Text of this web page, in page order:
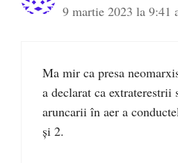
9 martie 2023 la 9:41
Ma mir ca presa
a declarat ca extraterestrii
aruncarii în aer a
și 2.